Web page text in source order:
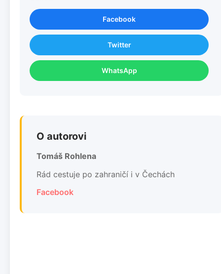
Facebook
Twitter
WhatsApp
O autorovi
Tomáš Rohlena
Rád cestuje po zahraničí i v Čechách
Facebook